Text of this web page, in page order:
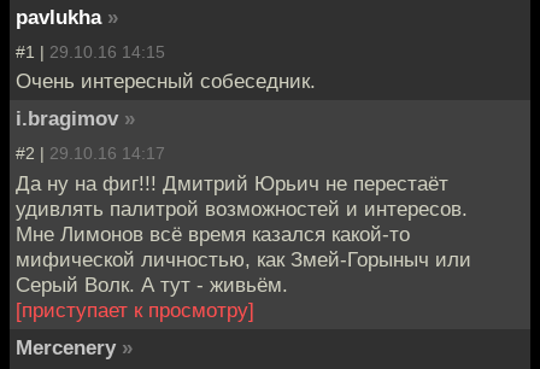
pavlukha »
#1 | 29.10.16 14:15
Очень интересный собеседник.
i.bragimov »
#2 | 29.10.16 14:17
Да ну на фиг!!! Дмитрий Юрьич не перестаёт
удивлять палитрой возможностей и интересов.
Мне Лимонов всё время казался какой-то
мифической личностью, как Змей-Горыныч или
Серый Волк. А тут - живьём.
[приступает к просмотру]
Mercenery »